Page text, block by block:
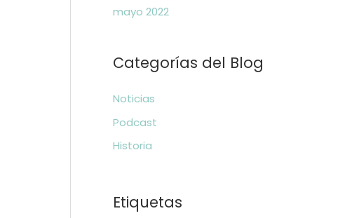
mayo 2022
Categorías del Blog
Noticias
Podcast
Historia
Etiquetas